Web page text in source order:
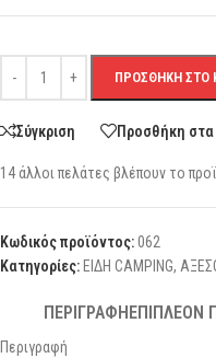
ΠΡΟΣΘΉΚΗ ΣΤΟ
Σύγκριση Προσθήκη
14 άλλοι πελάτες βλέπουν το
Κωδικός προϊόντος:062
Κατηγορίες: ΕΙΔΗ CAMPING,
ΠΕΡΙΓΡΑΦΉΕΠΙΠΛΈΟΝ
Περιγραφή